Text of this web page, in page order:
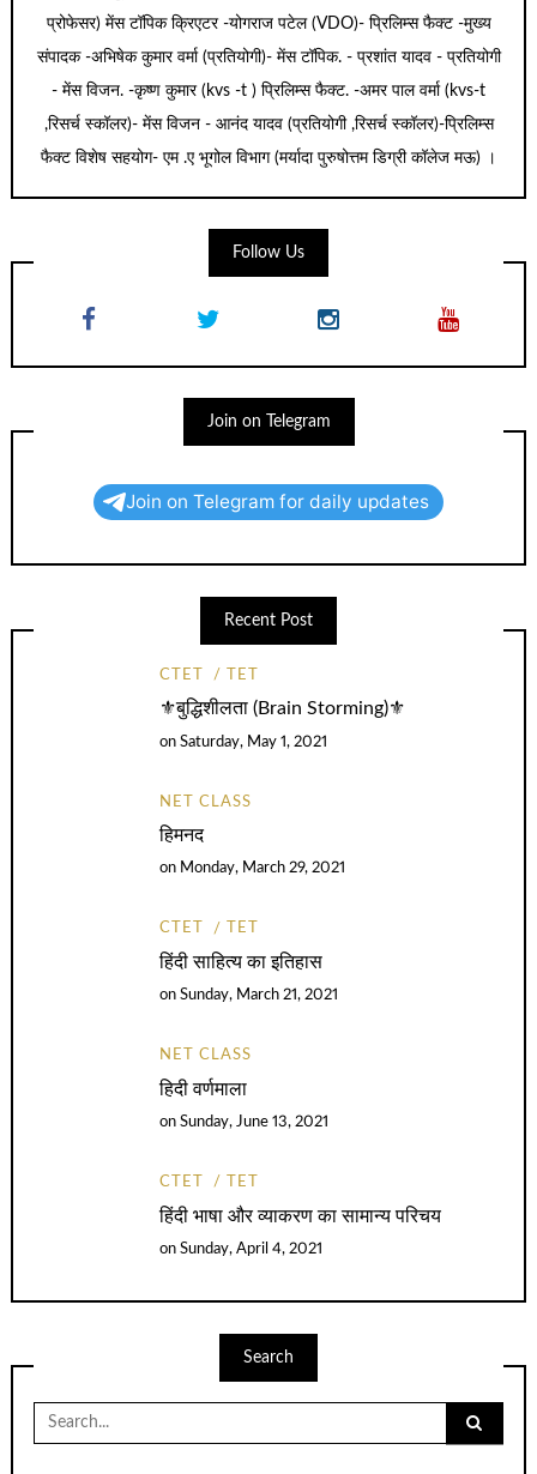
प्रोफेसर) मेंस टॉपिक क्रिएटर -योगराज पटेल (VDO)- प्रिलिम्स फैक्ट -मुख्य
संपादक -अभिषेक कुमार वर्मा (प्रतियोगी)- मेंस टॉपिक. - प्रशांत यादव - प्रतियोगी
- मेंस विजन. -कृष्ण कुमार (kvs -t ) प्रिलिम्स फैक्ट. -अमर पाल वर्मा (kvs-t
,रिसर्च स्कॉलर)- मेंस विजन - आनंद यादव (प्रतियोगी ,रिसर्च स्कॉलर)-प्रिलिम्स
फैक्ट विशेष सहयोग- एम .ए भूगोल विभाग (मर्यादा पुरुषोत्तम डिग्री कॉलेज मऊ) ।
Follow Us
Join on Telegram
Join on Telegram for daily updates
Recent Post
CTET TET
⚜️बुद्धिशीलता (Brain Storming)⚜️
onSaturday, May 1, 2021
NET CLASS
हिमनद
on Monday, March 29, 2021
CTET TET
हिंदी साहित्य का इतिहास
onSunday, March 21, 2021
NET CLASS
हिदी वर्णमाला
onSunday, June 13, 2021
CTET TET
हिंदी भाषा और व्याकरण का सामान्य परिचय
onSunday, April 4, 2021
Search
Search
for: